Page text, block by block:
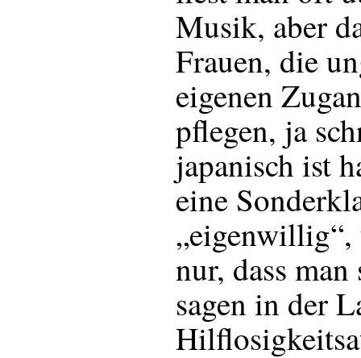
Musik, aber
Frauen, die
eigenen
pflegen, ja
japanisch ist
eine
„eigenwillig“,
nur, dass
sagen in der